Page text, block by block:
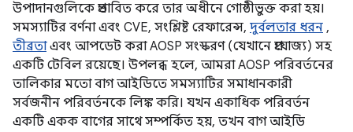
উপাদানগুলিকে প্রভাবিত করে তার অধীনে গোষ্ঠীভুক্ত করা হয়।
সমস্যাটির বর্ণনা এবং CVE, সংশ্লিষ্ট রেফারেন্স, দুর্বলতার ধরন ,
তীব্রতাএবং আপডেট করা AOSP সংস্করণ (যেখানে প্রযোজ্য) সহ
একটি টেবিল রয়েছে। উপলব্ধ হলে, আমরা AOSP পরিবর্তনের
তালিকার মতো বাগ আইডিতে সমস্যাটির সমাধানকারী
সর্বজনীন পরিবর্তনকে লিঙ্ক করি। যখন একাধিক পরিবর্তন
একটি একক বাগের সাথে সম্পর্কিত হয়, তখন বাগ আইডি